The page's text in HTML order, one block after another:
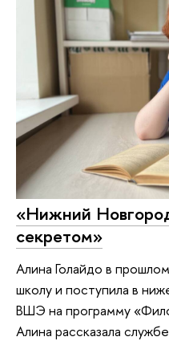
«Нижний
секретом»
Алина Голайдо в
школу и поступила в
ВШЭ на программу
Алина рассказала